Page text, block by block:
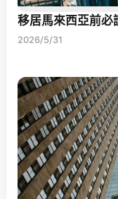
移居馬來西亞前
2026/5/31